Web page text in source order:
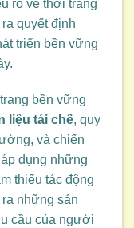
rõ về thời trang
quyết định
triển bền vững
bền vững
liệu tái chế, quy
và chiến
dụng những
thiểu tác động
những sản
cầu của người